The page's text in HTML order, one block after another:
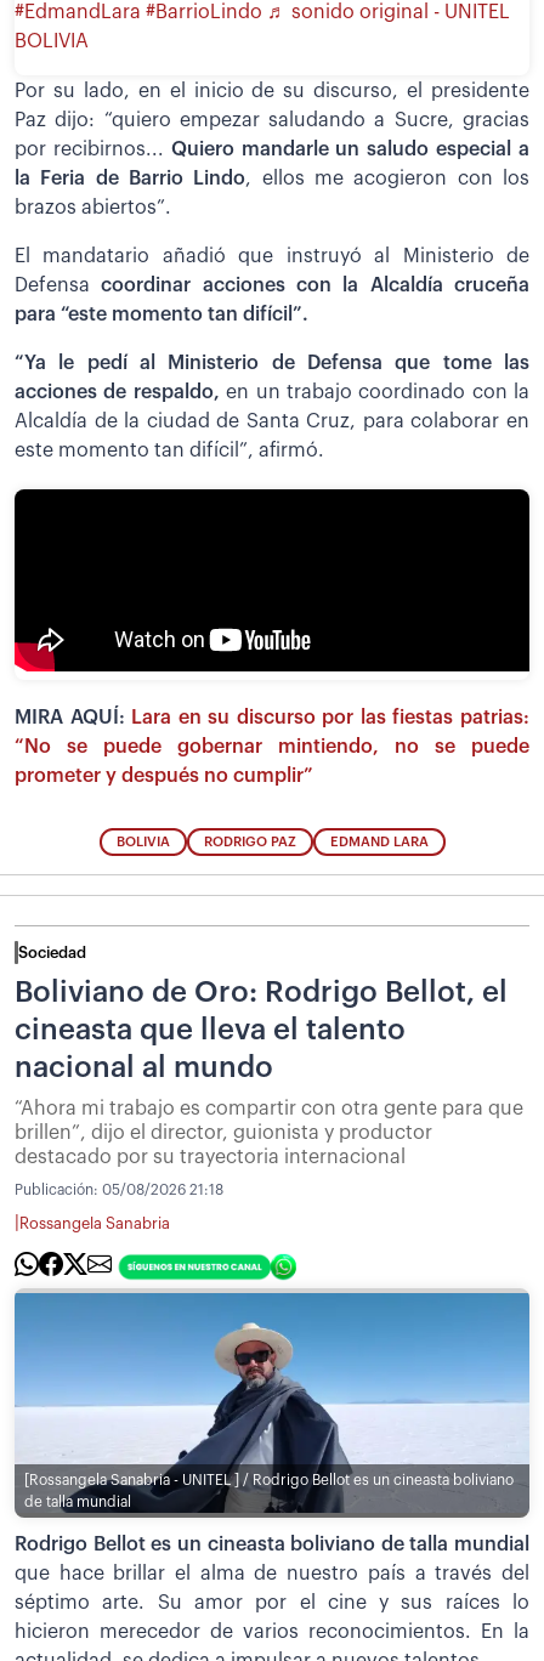
#EdmandLara #BarrioLindo ♬ sonido original - UNITEL
BOLIVIA
Por su lado, en el inicio de su discurso, el presidente
Paz dijo: “quiero empezar saludando a Sucre, gracias
por recibirnos... Quiero mandarle un saludo especial a
la Feria de Barrio Lindo, ellos me acogieron con los
brazos abiertos”.
El mandatario añadió que instruyó al Ministerio de
Defensa coordinar acciones con la Alcaldía cruceña
para “este momento tan difícil”.
“Ya le pedí al Ministerio de Defensa que tome las
acciones de respaldo,en un trabajo coordinado con la
Alcaldía de la ciudad de Santa Cruz, para colaborar en
este momento tan difícil”, afirmó.
MIRA AQUÍ: Lara en su discurso por las fiestas patrias:
“No se puede gobernar mintiendo, no se puede
prometer y después no cumplir”
BOLIVIA RODRIGO PAZ EDMAND LARA
Sociedad
Boliviano de Oro: Rodrigo Bellot, el
cineasta que lleva el talento
nacional al mundo
“Ahora mi trabajo es compartir con otra gente para que
brillen”, dijo el director, guionista y productor
destacado por su trayectoria internacional
Publicación: 05/08/2026 21:18
Rossangela Sanabria
[Rossangela Sanabria - UNITEL ] / Rodrigo Bellot es un cineasta boliviano
de talla mundial
Rodrigo Bellot es un cineasta boliviano de talla mundial
que hace brillar el alma de nuestro país a través del
séptimo arte. Su amor por el cine y sus raíces lo
hicieron merecedor de varios reconocimientos. En la